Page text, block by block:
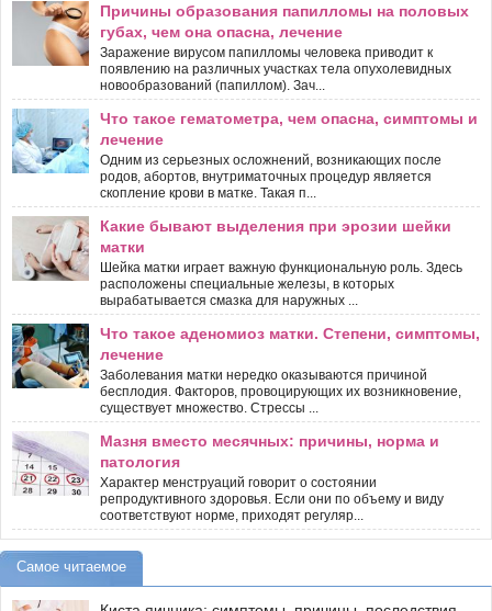
Причины образования папилломы на половых
губах, чем она опасна, лечение
Заражение вирусом папилломы человека приводит к
появлению на различных участках тела опухолевидных
новообразований (папиллом). Зач...
Что такое гематометра, чем опасна, симптомы и
лечение
Одним из серьезных осложнений, возникающих после
родов, абортов, внутриматочных процедур является
скопление крови в матке. Такая п...
Какие бывают выделения при эрозии шейки
матки
Шейка матки играет важную функциональную роль. Здесь
расположены специальные железы, в которых
вырабатывается смазка для наружных ...
Что такое аденомиоз матки. Степени, симптомы,
лечение
Заболевания матки нередко оказываются причиной
бесплодия. Факторов, провоцирующих их возникновение,
существует множество. Стрессы ...
Мазня вместо месячных: причины, норма и
патология
Характер менструаций говорит о состоянии
репродуктивного здоровья. Если они по объему и виду
соответствуют норме, приходят регуляр...
Самое читаемое